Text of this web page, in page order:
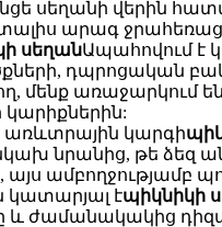
սեղանի վերին
արագ
սեղանԱպահովում է
դպրոցական
մենք առաջարկում
առևտրային կարգի
նրանից, թե ձեզ
ամբողջությամբ
կատարյալ էպիկնիկի
և ժամանակակից